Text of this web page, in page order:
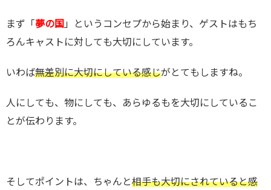
まず「夢の国 」というコンセプから始まり、ゲストはもち
ろんキャストに対しても大切にしています。
いわば無差別に大切にしている感じがとてもしますね。
人にしても、物にしても、あらゆるもを大切にしているこ
とが伝わります。
そしてポイントは、ちゃんと相手も大切にされていると感